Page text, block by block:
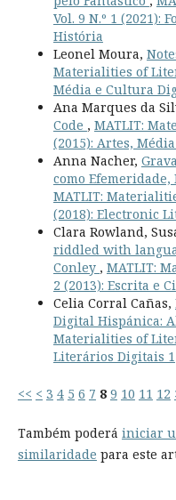
Vol. 9 N.º 1 (2021):
História
Leonel Moura,
Materialities of
Média e Cultura
Ana Marques da
Code , MATLIT:
(2015): Artes,
Anna Nacher,
como
MATLIT:
(2018): Electronic
Clara Rowland,
riddled with
Conley , MATLIT:
2 (2013): Escrita e
Celia Corral Cañas,
Digital Hispánica:
Materialities of
Literários Digitais 1
<< < 3 4 5 6 7 8 9 10 11 12
Também poderá iniciar
similaridade para este